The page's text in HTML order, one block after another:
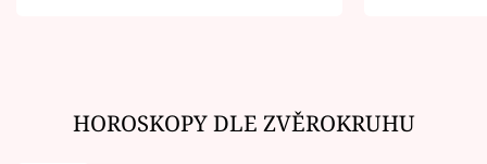
HOROSKOPY DLE ZVĚROKRUHU